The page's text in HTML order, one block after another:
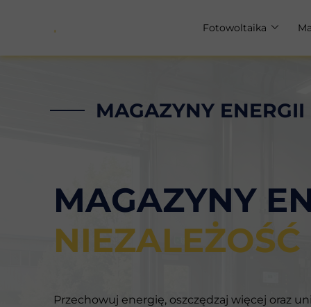
Fotowoltaika
Fotowoltaika dla
MAGAZYNY
Przechowuj energię, oszczędzaj więcej oraz
MAGAZYNY ENERGII